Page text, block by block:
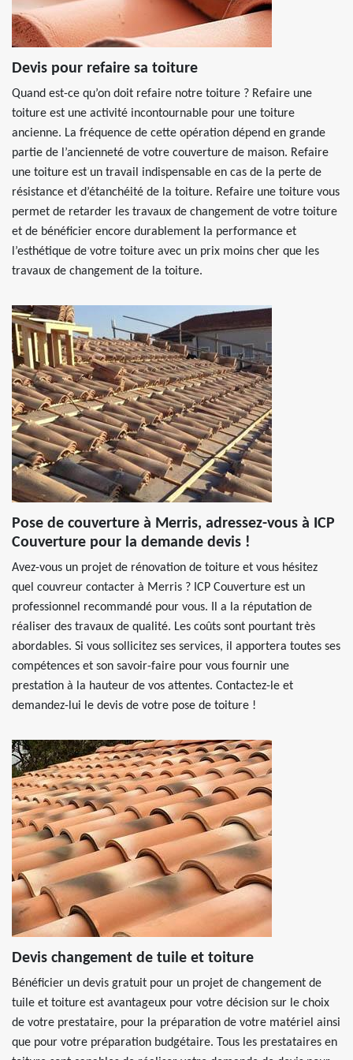
Devis pour refaire sa toiture
Quand est-ce qu’on doit refaire notre toiture ? Refaire une
toiture est une activité incontournable pour une toiture
ancienne. La fréquence de cette opération dépend en grande
partie de l’ancienneté de votre couverture de maison. Refaire
une toiture est un travail indispensable en cas de la perte de
résistance et d’étanchéité de la toiture. Refaire une toiture vous
permet de retarder les travaux de changement de votre toiture
et de bénéficier encore durablement la performance et
l’esthétique de votre toiture avec un prix moins cher que les
travaux de changement de la toiture.
Pose de couverture à Merris, adressez-vous à ICP
Couverture pour la demande devis !
Avez-vous un projet de rénovation de toiture et vous hésitez
quel couvreur contacter à Merris ? ICP Couverture est un
professionnel recommandé pour vous. Il a la réputation de
réaliser des travaux de qualité. Les coûts sont pourtant très
abordables. Si vous sollicitez ses services, il apportera toutes ses
compétences et son savoir-faire pour vous fournir une
prestation à la hauteur de vos attentes. Contactez-le et
demandez-lui le devis de votre pose de toiture !
Devis changement de tuile et toiture
Bénéficier un devis gratuit pour un projet de changement de
tuile et toiture est avantageux pour votre décision sur le choix
de votre prestataire, pour la préparation de votre matériel ainsi
que pour votre préparation budgétaire. Tous les prestataires en